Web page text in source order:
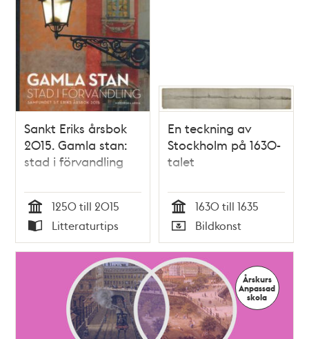
Sankt Eriks årsbok
2015. Gamla stan:
stad i förvandling
Tid
1250 till 2015
Typ
Litteraturtips
En teckning av
Stockholm på 1630-
talet
Tid
1630 till 1635
Typ
Bildkonst
Årskurs
Anpassad
skola